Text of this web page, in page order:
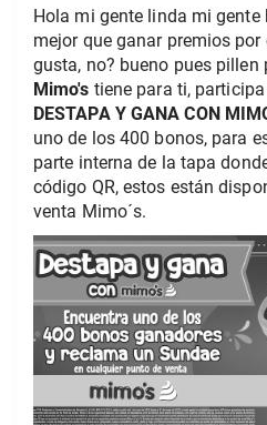
Hola mi gente linda mi gente
mejor que ganar premios
gusta, no? bueno pues pillen
Mimo's tiene para ti,
DESTAPA Y GANA CON
uno de los 400 bonos, para
parte interna de la tapa
código QR, estos están
venta Mimo´s.